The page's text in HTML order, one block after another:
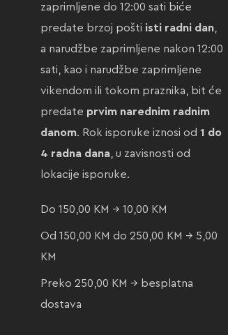
zaprimljene do 12:00 sati biće
predate brzoj pošti isti radni dan,
a narudžbe zaprimljene nakon 12:00
sati, kao i narudžbe zaprimljene
vikendom ili tokom praznika, bit će
predate prvim narednim radnim
danom. Rok isporuke iznosi od 1 do
4 radna dana, u zavisnosti od
lokacije isporuke.
Do 150,00 KM → 10,00 KM
Od 150,00 KM do 250,00 KM → 5,00
KM
Preko 250,00 KM → besplatna
dostava